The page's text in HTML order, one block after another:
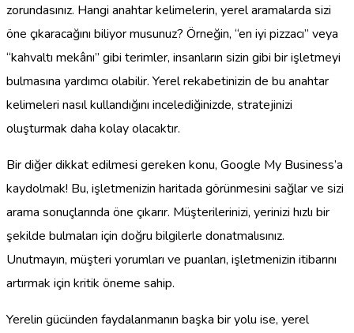
zorundasınız. Hangi anahtar kelimelerin, yerel aramalarda sizi
öne çıkaracağını biliyor musunuz? Örneğin, “en iyi pizzacı” veya
“kahvaltı mekânı” gibi terimler, insanların sizin gibi bir işletmeyi
bulmasına yardımcı olabilir. Yerel rekabetinizin de bu anahtar
kelimeleri nasıl kullandığını incelediğinizde, stratejinizi
oluşturmak daha kolay olacaktır.
Bir diğer dikkat edilmesi gereken konu, Google My Business’a
kaydolmak! Bu, işletmenizin haritada görünmesini sağlar ve sizi
arama sonuçlarında öne çıkarır. Müşterilerinizi, yerinizi hızlı bir
şekilde bulmaları için doğru bilgilerle donatmalısınız.
Unutmayın, müşteri yorumları ve puanları, işletmenizin itibarını
artırmak için kritik öneme sahip.
Yerelin gücünden faydalanmanın başka bir yolu ise, yerel